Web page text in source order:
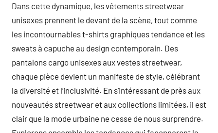
Dans cette dynamique, les vêtements streetwear
unisexes prennent le devant de la scène, tout comme
les incontournables t-shirts graphiques tendance et les
sweats à capuche au design contemporain. Des
pantalons cargo unisexes aux vestes streetwear,
chaque pièce devient un manifeste de style, célébrant
la diversité et l’inclusivité. En s’intéressant de près aux
nouveautés streetwear et aux collections limitées, il est
clair que la mode urbaine ne cesse de nous surprendre.